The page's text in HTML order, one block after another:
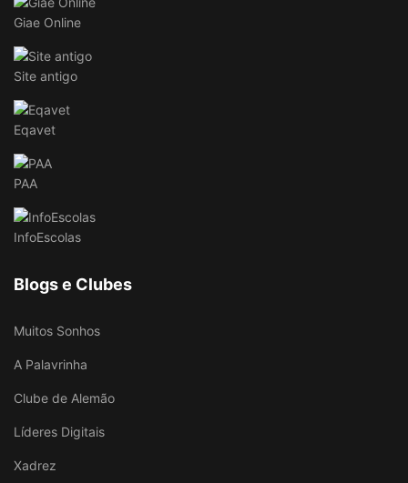
Giae Online
Site antigo
Eqavet
PAA
InfoEscolas
Blogs e Clubes
Muitos Sonhos
A Palavrinha
Clube de Alemão
Líderes Digitais
Xadrez